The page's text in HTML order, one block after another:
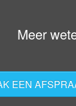
Meer
EEN